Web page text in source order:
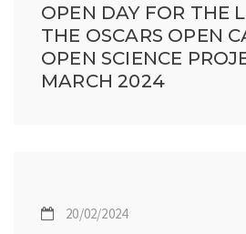
OPEN DAY FOR THE
THE OSCARS OPEN
OPEN SCIENCE
MARCH 2024
20/02/2024